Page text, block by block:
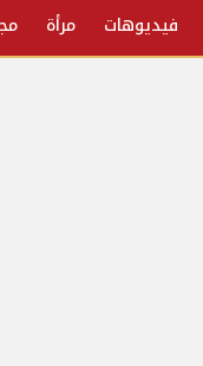
فيديوهات مرأة